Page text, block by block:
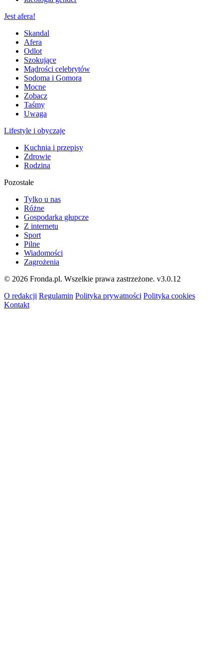
Jest afera!
Skandal
Afera
Odlot
Szokujące
Mądrości celebrytów
Sodoma i Gomora
Mocne
Zobacz
Taśmy
Uwaga
Lifestyle i obyczaje
Kuchnia i przepisy
Zdrowie
Rodzina
Pozostałe
Tylko u nas
Różne
Gospodarka głupcze
Z internetu
Sport
Pilne
Wiadomości
Zagrożenia
© 2026 Fronda.pl. Wszelkie prawa zastrzeżone. v3.0.12
O redakcji Regulamin Polityka prywatności Polityka cookies
Kontakt